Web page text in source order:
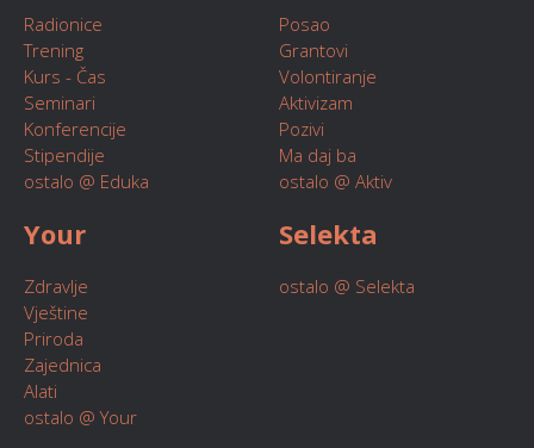
Radionice
Trening
Kurs - Čas
Seminari
Konferencije
Stipendije
ostalo @ Eduka
Posao
Grantovi
Volontiranje
Aktivizam
Pozivi
Ma daj ba
ostalo @ Aktiv
Your
Zdravlje
Vještine
Priroda
Zajednica
Alati
ostalo @ Your
Selekta
ostalo @ Selekta